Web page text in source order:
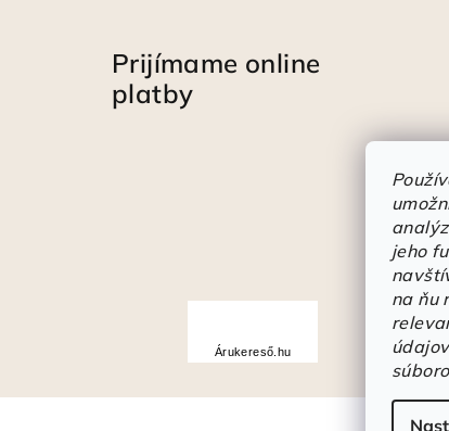
jeho
na ňu
Prijímame online
platby
k
Árukereső.hu